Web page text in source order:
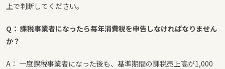
上で判断してください。
Q： 課税事業者になったら毎年消費税を申告しなければなりません
か？
A： 一度課税事業者になった後も、基準期間の課税売上高が1,000